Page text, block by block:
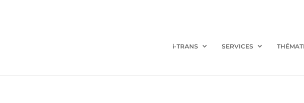
i-TRANS SERVICES